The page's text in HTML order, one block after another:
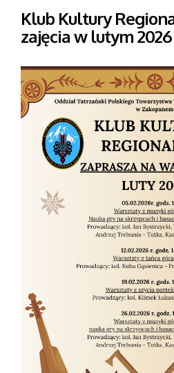
Klub Kultury
zajęcia w lutym 2026